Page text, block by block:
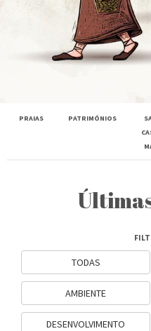
PRAIAS PATRIMÓNIOS
TODAS
AMBIENTE
DESENVOLVIMENTO